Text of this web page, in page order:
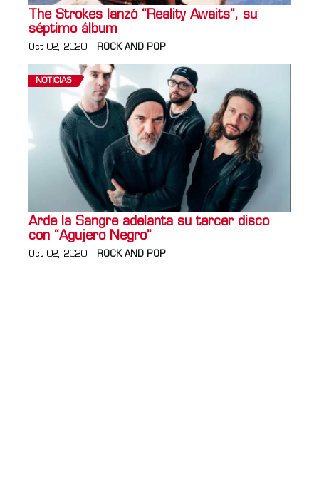
The Strokes lanzó “Reality Awaits”, su
séptimo álbum
Oct 02, 2020 ROCK AND POP
NOTICIAS
Arde la Sangre adelanta su tercer disco
con “Agujero Negro”
Oct 02, 2020 ROCK AND POP